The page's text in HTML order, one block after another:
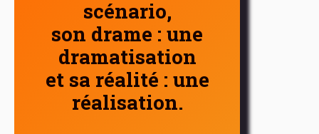
scénario,
son drame : une
dramatisation
et sa réalité : une
réalisation.